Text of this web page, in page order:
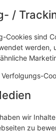
/
Cookies sind
werden,
Verfolgungs-
wir
zu